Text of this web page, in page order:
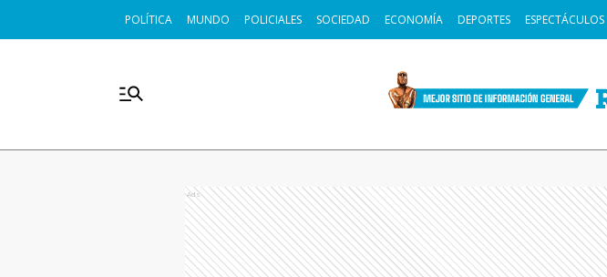
POLÍTICA MUNDO POLICIALES SOCIEDAD ECONOMÍA DEPORTES ESPECTÁCULOS
Ads